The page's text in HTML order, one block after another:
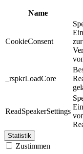
Name
CookieConsent
zur
_rspkrLoadCore
ReadSpeakerSettings
Statistik
Zustimmen